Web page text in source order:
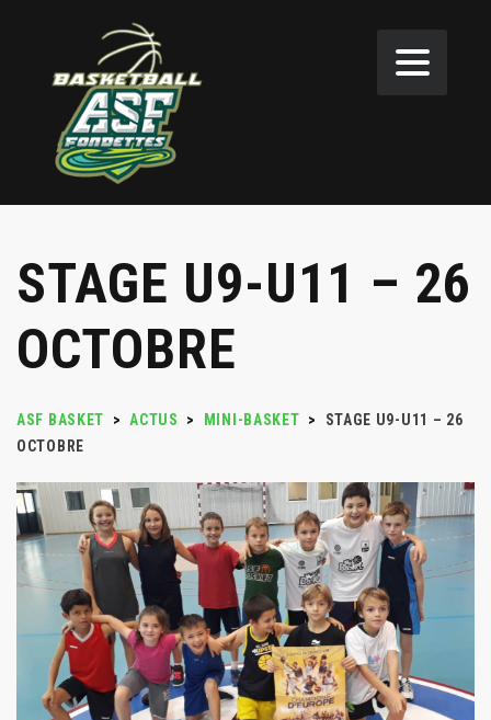
STAGE U9-U11 – 26
OCTOBRE
ASF BASKET > ACTUS > MINI-BASKET >
STAGE U9-U11 – 26
OCTOBRE